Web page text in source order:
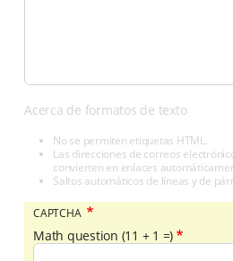
Acerca de formatos de texto
No se permiten etiquetas HTML.
Las direcciones de correos
convierten en enlaces
Saltos automáticos de líneas y de
CAPTCHA
Math question (11 + 1 =)